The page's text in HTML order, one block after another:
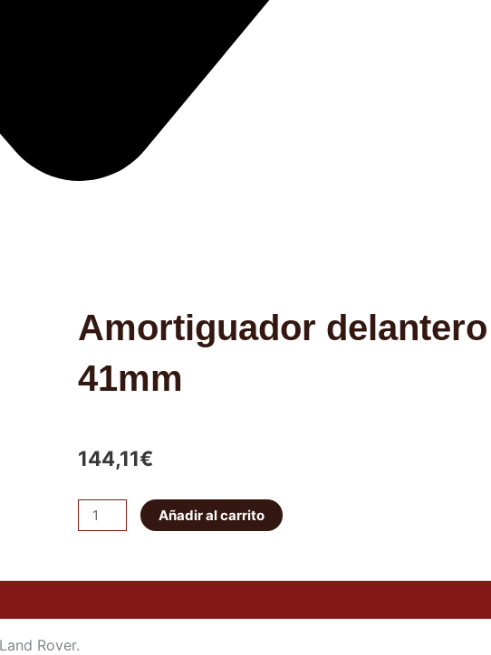
Amortiguador delantero
41mm
144,11€
Amortiguador
delantero
cantidad
Añadir al carrito
Rover.